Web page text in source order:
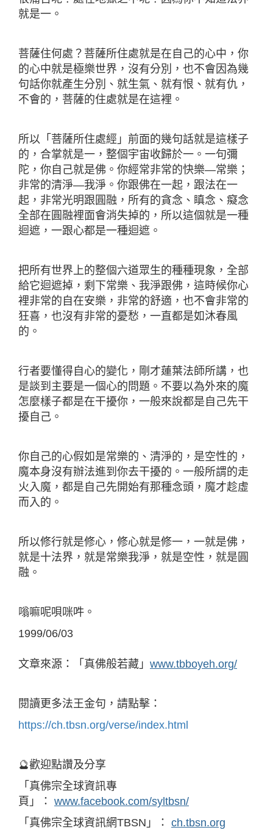
就是一。
菩薩住何處？菩薩所住處就是在自己的心中，你
的心中就是極樂世界，沒有分別，也不會因為幾
句話你就產生分別、就生氣、就有恨、就有仇，
不會的，菩薩的住處就是在這裡。
所以「菩薩所住處經」前面的幾句話就是這樣子
的，合掌就是一，整個宇宙收歸於一。一句彌
陀，你自己就是佛。你經常非常的快樂—常樂；
非常的清淨—我淨。你跟佛在一起，跟法在一
起，非常光明跟圓融，所有的貪念、瞋念、癡念
全部在圓融裡面會消失掉的，所以這個就是一種
迴遮，一跟心都是一種迴遮。
把所有世界上的整個六道眾生的種種現象，全部
給它迴遮掉，剩下常樂、我淨跟佛，這時候你心
裡非常的自在安樂，非常的舒適，也不會非常的
狂喜，也沒有非常的憂愁，一直都是如沐春風
的。
行者要懂得自心的變化，剛才蓮葉法師所講，也
是談到主要是一個心的問題。不要以為外來的魔
怎麼樣子都是在干擾你，一般來說都是自己先干
擾自己。
你自己的心假如是常樂的、清淨的，是空性的，
魔本身沒有辦法進到你去干擾的。一般所謂的走
火入魔，都是自己先開始有那種念頭，魔才趁虛
而入的。
所以修行就是修心，修心就是修一，一就是佛，
就是十法界，就是常樂我淨，就是空性，就是圓
融。
嗡嘛呢唄咪吽。
1999/06/03
文章來源：「真佛般若藏」 www.tbboyeh.org/
閱讀更多法王金句，請點擊：
https://ch.tbsn.org/verse/index.html
🔮歡迎點讚及分享
「真佛宗全球資訊專
頁」： www.facebook.com/syltbsn/
「真佛宗全球資訊網TBSN」： ch.tbsn.org